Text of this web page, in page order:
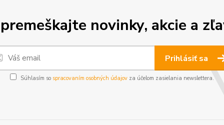
novinky, akcie a
Prihlásiť sa
Súhlasím so spracovaním osobných údajov za účelom zasielania newslettera.